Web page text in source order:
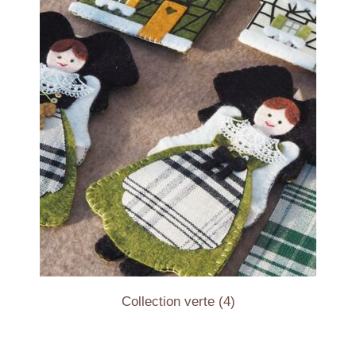
Collection verte (4)